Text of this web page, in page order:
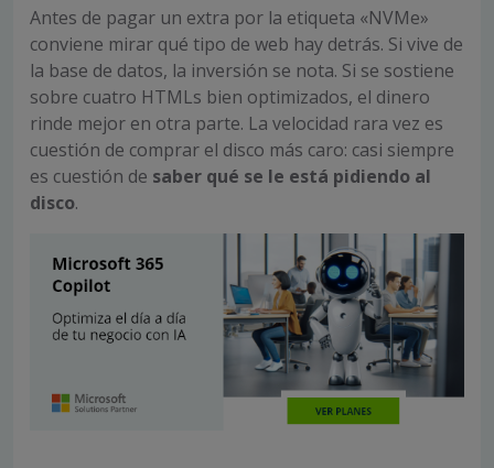
Antes de pagar un extra por la etiqueta «NVMe»
conviene mirar qué tipo de web hay detrás. Si vive de
la base de datos, la inversión se nota. Si se sostiene
sobre cuatro HTMLs bien optimizados, el dinero
rinde mejor en otra parte. La velocidad rara vez es
cuestión de comprar el disco más caro: casi siempre
es cuestión de saber qué se le está pidiendo al
disco.